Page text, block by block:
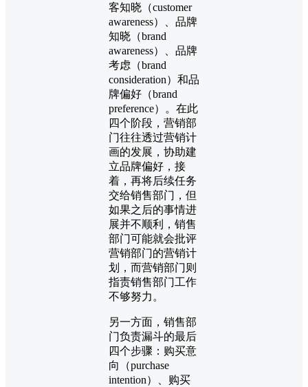
客知晓（customer
awareness）、品牌
知晓（brand
awareness）、品牌
考虑（brand
consideration）和品
牌偏好（brand
preference）。在此
四个阶段，营销部
门往往透过营销计
画的发展，协助建
立品牌偏好，接
着，再将后续任务
交给销售部门，但
如果之后的事情进
展并不顺利，销售
部门可能就会批评
营销部门的营销计
划，而营销部门则
指责销售部门工作
不够努力。
另一方面，销售部
门负责漏斗的最后
四个步骤：购买意
向（purchase
intention）、购买